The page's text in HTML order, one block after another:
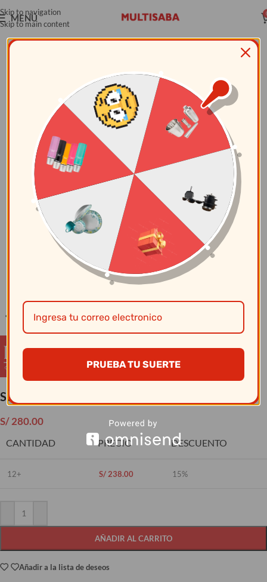
Skip to navigation
Skip to main content
MENÚ
Set de Whisky X03 Combo (Licorera C/2 V)
S/280.00
CANTIDAD PRECIO DESCUENTO
12+ S/ 238.00 15%
AÑADIR AL CARRITO
Añadir a la lista de deseos
PRUEBA TU SUERTE